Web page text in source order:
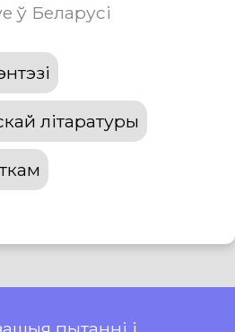
ў Беларусі
літаратуры